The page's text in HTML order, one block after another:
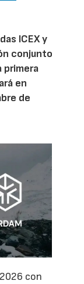
ICEX y
conjunto
primera
en
de
con